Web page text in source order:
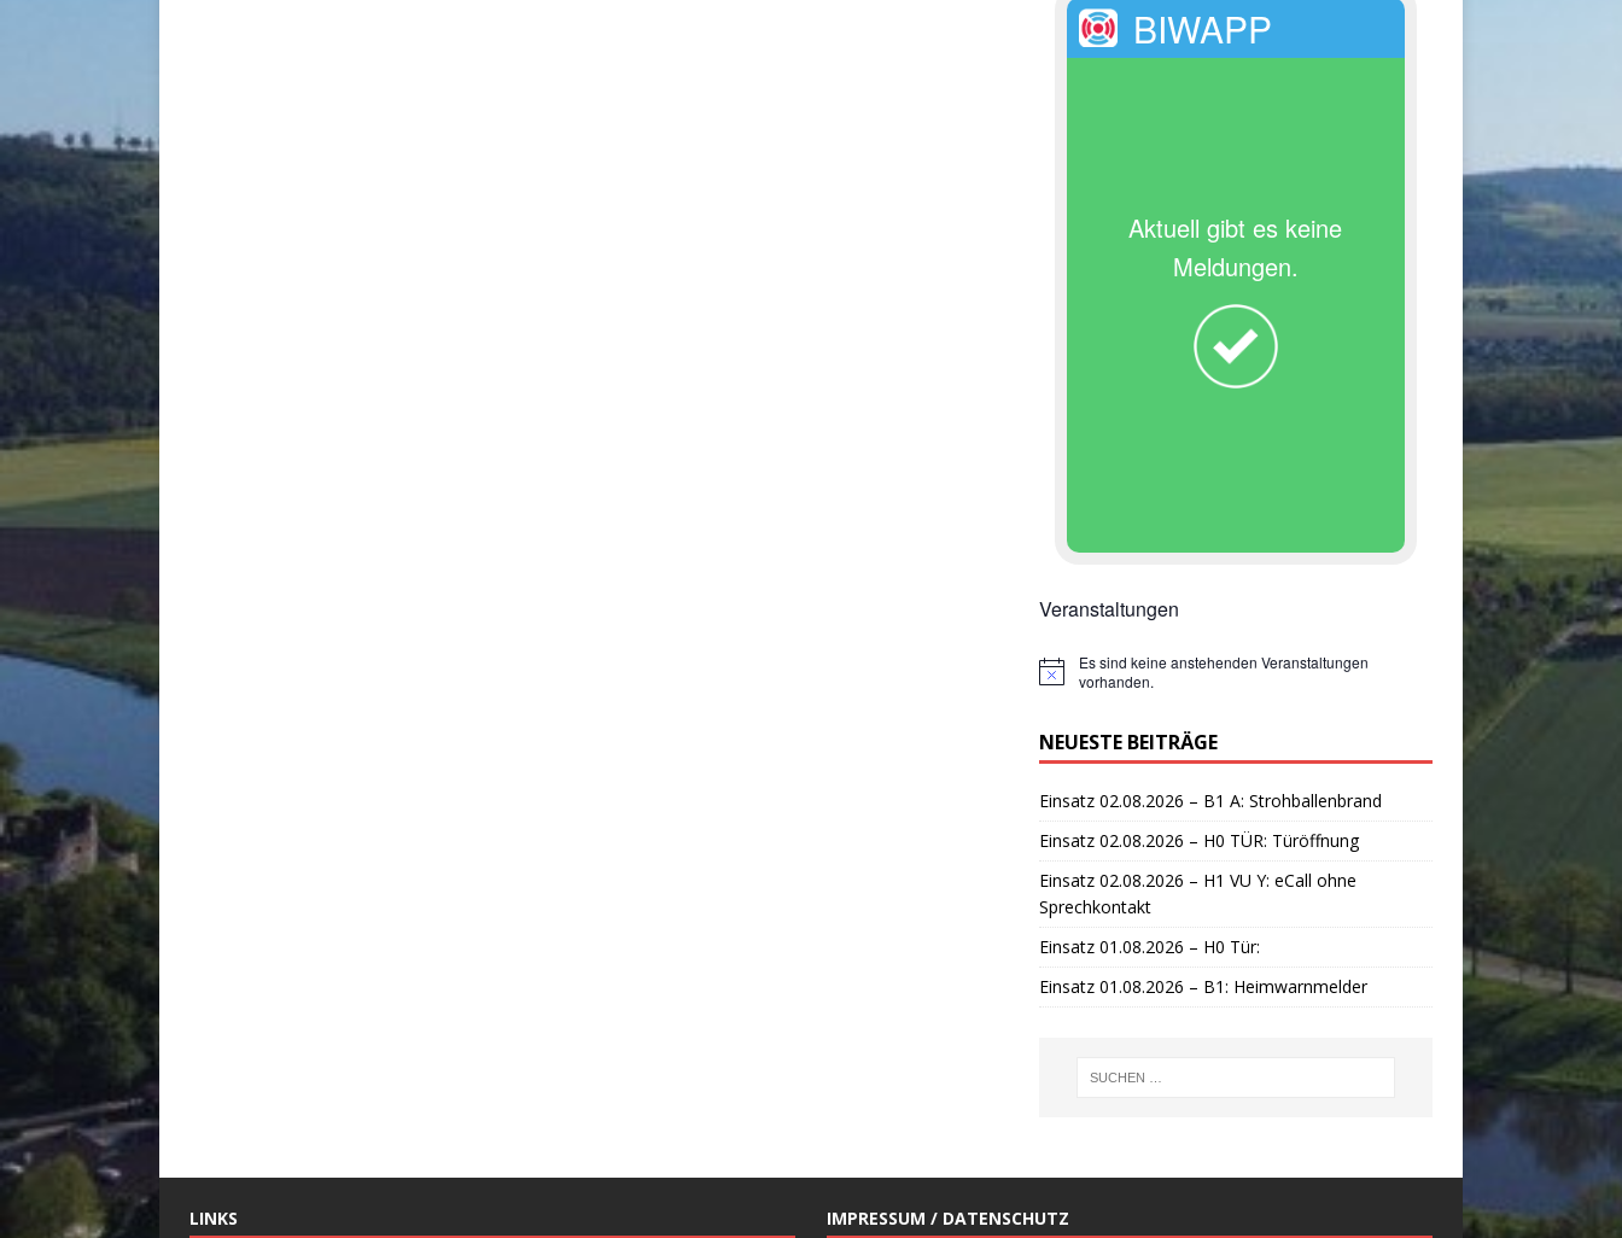
BIWAPP
Aktuell gibt es keine
Meldungen.
Veranstaltungen
H
w
e
s
Es sind keine anstehenden Veranstaltungen
vorhanden.
NEUESTE BEITRÄGE
Einsatz 02.08.2026 – B1 A: Strohballenbrand
Einsatz 02.08.2026 – H0 TÜR: Türöffnung
Einsatz 02.08.2026 – H1 VU Y: eCall ohne
Sprechkontakt
Einsatz 01.08.2026 – H0 Tür:
Einsatz 01.08.2026 – B1: Heimwarnmelder
LINKS IMPRESSUM / DATENSCHUTZ